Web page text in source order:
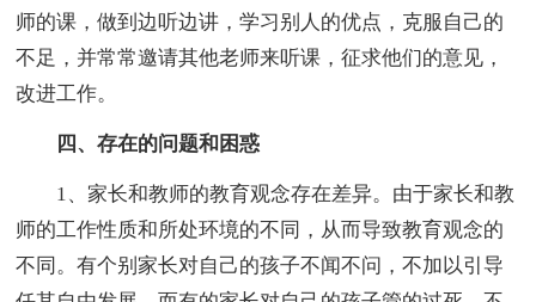
师的课，做到边听边讲，学习别人的优点，克服自己的
不足，并常常邀请其他老师来听课，征求他们的意见，
改进工作。
四、存在的问题和困惑
1、家长和教师的教育观念存在差异。由于家长和教
师的工作性质和所处环境的不同，从而导致教育观念的
不同。有个别家长对自己的孩子不闻不问，不加以引导